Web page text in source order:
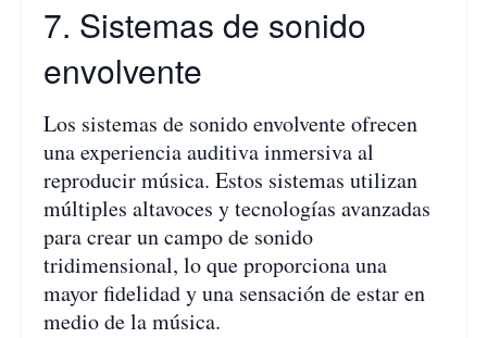
7. Sistemas de sonido
envolvente
Los sistemas de sonido envolvente ofrecen
una experiencia auditiva inmersiva al
reproducir música. Estos sistemas utilizan
múltiples altavoces y tecnologías avanzadas
para crear un campo de sonido
tridimensional, lo que proporciona una
mayor fidelidad y una sensación de estar en
medio de la música.